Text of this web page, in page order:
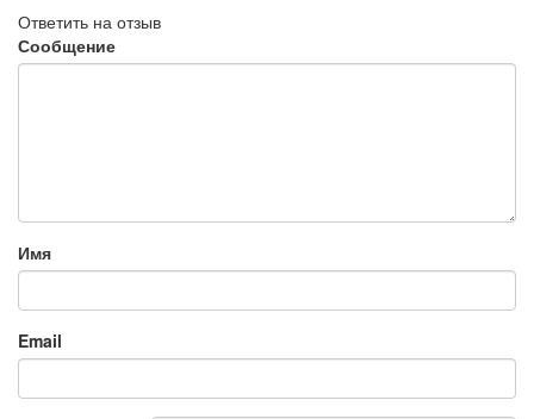
Ответить на отзыв
Сообщение
Имя
Email